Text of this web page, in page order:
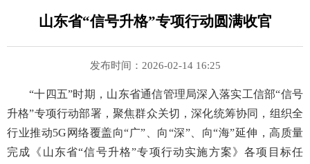
山东省“信号升格”专项行动圆满收官
发布时间：2026-02-14 16:25
“十四五”时期，山东省通信管理局深入落实工信部“信号
升格”专项行动部署，聚焦群众关切，深化统筹协同，组织全
行业推动5G网络覆盖向“广”、向“深”、向“海”延伸，高质量
完成《山东省“信号升格”专项行动实施方案》各项目标任